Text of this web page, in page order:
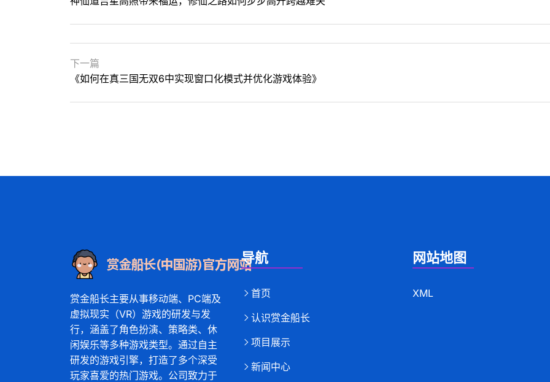
下一篇
《如何在真三国无双6中实现窗口化模式并优化游戏体验》
赏金船长主要从事移动端、PC端及
虚拟现实（VR）游戏的研发与发
行，涵盖了角色扮演、策略类、休
闲娱乐等多种游戏类型。通过自主
研发的游戏引擎，打造了多个深受
玩家喜爱的热门游戏。公司致力于
导航
首页
认识赏金船长
项目展示
新闻中心
网站地图
XML